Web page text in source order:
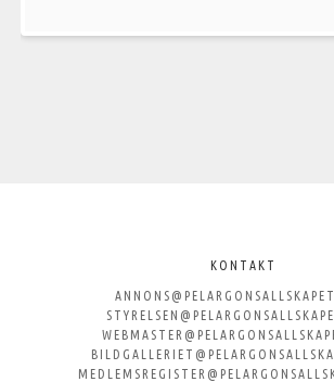
Svenska
Pelargonsällskapet
KONTAKT